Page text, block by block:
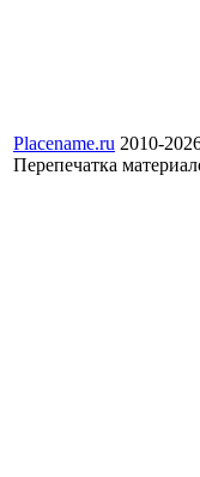
Placename.ru 2010-
Перепечатка